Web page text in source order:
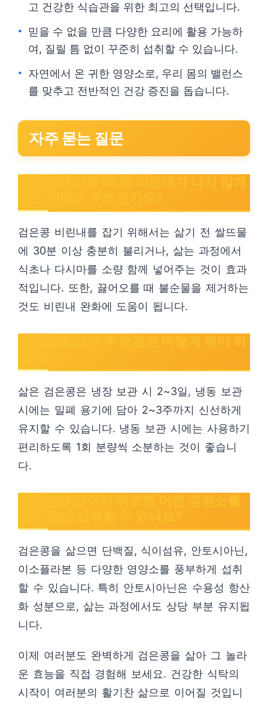
고 건강한 식습관을 위한 최고의 선택입니다.
믿을 수 없을 만큼 다양한 요리에 활용 가능하
여, 질릴 틈 없이 꾸준히 섭취할 수 있습니다.
자연에서 온 귀한 영양소로, 우리 몸의 밸런스
를 맞추고 전반적인 건강 증진을 돕습니다.
자주 묻는 질문
검은콩 비린내를 잡기 위해서는 삶기 전 쌀뜨물
에 30분 이상 충분히 불리거나, 삶는 과정에서
식초나 다시마를 소량 함께 넣어주는 것이 효과
적입니다. 또한, 끓어오를 때 불순물을 제거하는
것도 비린내 완화에 도움이 됩니다.
삶은 검은콩은 냉장 보관 시 2~3일, 냉동 보관
시에는 밀폐 용기에 담아 2~3주까지 신선하게
유지할 수 있습니다. 냉동 보관 시에는 사용하기
편리하도록 1회 분량씩 소분하는 것이 좋습니
다.
검은콩을 삶으면 단백질, 식이섬유, 안토시아닌,
이소플라본 등 다양한 영양소를 풍부하게 섭취
할 수 있습니다. 특히 안토시아닌은 수용성 항산
화 성분으로, 삶는 과정에서도 상당 부분 유지됩
니다.
이제 여러분도 완벽하게 검은콩을 삶아 그 놀라
운 효능을 직접 경험해 보세요. 건강한 식탁의
시작이 여러분의 활기찬 삶으로 이어질 것입니